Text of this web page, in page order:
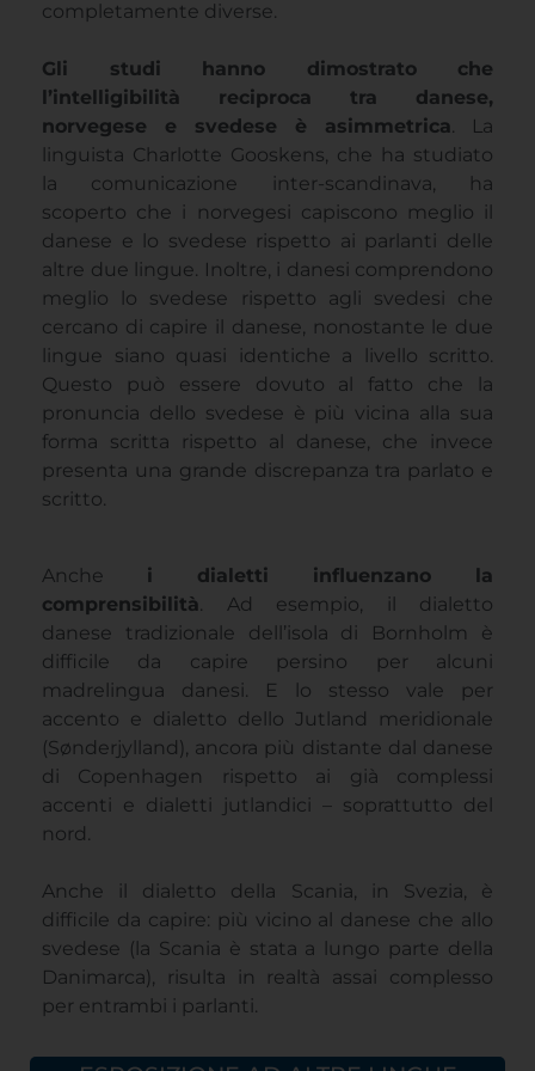
completamente diverse.
Gli studi hanno dimostrato che
l’intelligibilità reciproca tra danese,
norvegese e svedese è asimmetrica. La
linguista Charlotte Gooskens, che ha studiato
la comunicazione inter-scandinava, ha
scoperto che i norvegesi capiscono meglio il
danese e lo svedese rispetto ai parlanti delle
altre due lingue. Inoltre, i danesi comprendono
meglio lo svedese rispetto agli svedesi che
cercano di capire il danese, nonostante le due
lingue siano quasi identiche a livello scritto.
Questo può essere dovuto al fatto che la
pronuncia dello svedese è più vicina alla sua
forma scritta rispetto al danese, che invece
presenta una grande discrepanza tra parlato e
scritto.
Anche i dialetti influenzano la
comprensibilità. Ad esempio, il dialetto
danese tradizionale dell’isola di Bornholm è
difficile da capire persino per alcuni
madrelingua danesi. E lo stesso vale per
accento e dialetto dello Jutland meridionale
(Sønderjylland), ancora più distante dal danese
di Copenhagen rispetto ai già complessi
accenti e dialetti jutlandici – soprattutto del
nord.
Anche il dialetto della Scania, in Svezia, è
difficile da capire: più vicino al danese che allo
svedese (la Scania è stata a lungo parte della
Danimarca), risulta in realtà assai complesso
per entrambi i parlanti.